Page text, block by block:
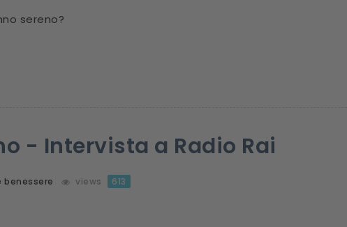
sereno?
- Intervista a Radio Rai
benessere views 613